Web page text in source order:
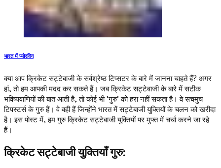
भारत में प्योरविन
क्या आप क्रिकेट सट्टेबाजी के सर्वश्रेष्ठ टिप्सटर के बारे में जानना चाहते हैं? अगर
हां, तो हम आपकी मदद कर सकते हैं। जब क्रिकेट सट्टेबाजी के बारे में सटीक
भविष्यवाणियों की बात आती है, तो कोई भी "गुरु" को हरा नहीं सकता है। वे सचमुच
टिपस्टर्स के गुरु हैं। वे वही हैं जिन्होंने भारत में सट्टेबाजी युक्तियों के चलन को खरीदा
है। इस पोस्ट में, हम गुरु क्रिकेट सट्टेबाजी युक्तियों पर मुफ्त में चर्चा करने जा रहे
हैं।
क्रिकेट सट्टेबाजी युक्तियाँ गुरु: